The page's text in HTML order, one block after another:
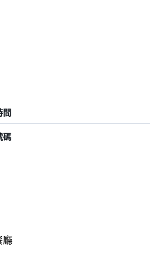
間
碼
廳